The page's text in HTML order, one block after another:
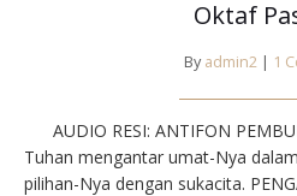
Oktaf
By admin2 | 1
AUDIO RESI: ANTIFON
Tuhan mengantar umat-Nya
pilihan-Nya dengan sukacita.⁣⁣